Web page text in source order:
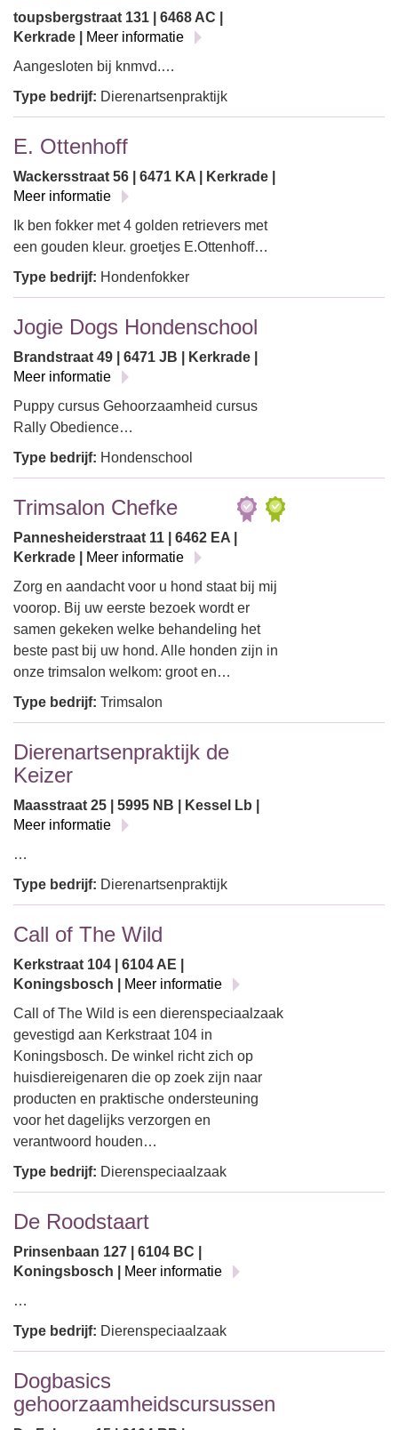
toupsbergstraat 131 | 6468 AC |
Kerkrade |
Meer informatie
Aangesloten bij knmvd.…
Type bedrijf: Dierenartsenpraktijk
E. Ottenhoff
Wackersstraat 56 | 6471 KA | Kerkrade |
Meer informatie
Ik ben fokker met 4 golden retrievers met
een gouden kleur. groetjes E.Ottenhoff…
Type bedrijf: Hondenfokker
Jogie Dogs Hondenschool
Brandstraat 49 | 6471 JB | Kerkrade |
Meer informatie
Puppy cursus Gehoorzaamheid cursus
Rally Obedience…
Type bedrijf: Hondenschool
Trimsalon Chefke
Pannesheiderstraat 11 | 6462 EA |
Kerkrade |
Meer informatie
Zorg en aandacht voor u hond staat bij mij
voorop. Bij uw eerste bezoek wordt er
samen gekeken welke behandeling het
beste past bij uw hond. Alle honden zijn in
onze trimsalon welkom: groot en…
Type bedrijf: Trimsalon
Dierenartsenpraktijk de
Keizer
Maasstraat 25 | 5995 NB | Kessel Lb |
Meer informatie
…
Type bedrijf: Dierenartsenpraktijk
Call of The Wild
Kerkstraat 104 | 6104 AE |
Koningsbosch |
Meer informatie
Call of The Wild is een dierenspeciaalzaak
gevestigd aan Kerkstraat 104 in
Koningsbosch. De winkel richt zich op
huisdiereigenaren die op zoek zijn naar
producten en praktische ondersteuning
voor het dagelijks verzorgen en
verantwoord houden…
Type bedrijf: Dierenspeciaalzaak
De Roodstaart
Prinsenbaan 127 | 6104 BC |
Koningsbosch |
Meer informatie
…
Type bedrijf: Dierenspeciaalzaak
Dogbasics
gehoorzaamheidscursussen